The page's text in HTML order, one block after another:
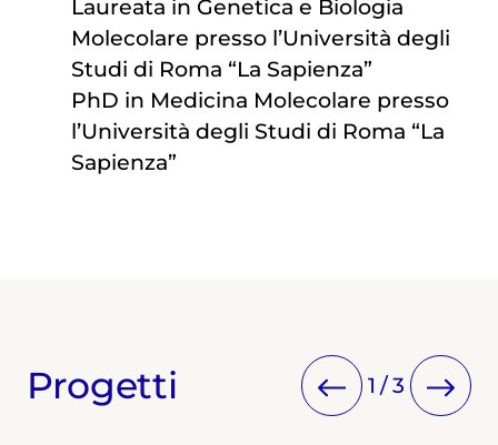
Laureata in Genetica e Biologia
Molecolare presso l’Università degli
Studi di Roma “La Sapienza”
PhD in Medicina Molecolare presso
l’Università degli Studi di Roma “La
Sapienza”
Progetti 1 /3